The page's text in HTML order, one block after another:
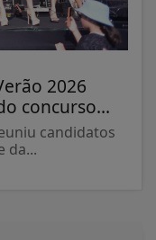
2026
concurso...
candidatos
da...